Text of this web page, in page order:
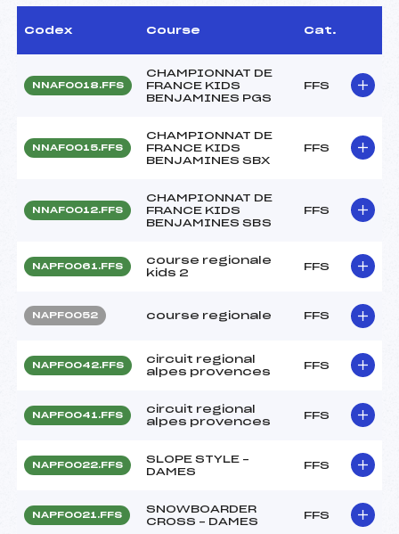
Codex Course Cat.
NNAF0018.FFS
CHAMPIONNAT DE
FRANCE KIDS
BENJAMINES PGS
FFS
NNAF0015.FFS
CHAMPIONNAT DE
FRANCE KIDS
BENJAMINES SBX
FFS
NNAF0012.FFS
CHAMPIONNAT DE
FRANCE KIDS
BENJAMINES SBS
FFS
NAPF0061.FFS
course regionale
kids 2
FFS
NAPF0052 course regionale FFS
NAPF0042.FFS
circuit regional
alpes provences
FFS
NAPF0041.FFS
circuit regional
alpes provences
FFS
NAPF0022.FFS
SLOPE STYLE –
DAMES
FFS
NAPF0021.FFS
SNOWBOARDER
CROSS – DAMES
FFS